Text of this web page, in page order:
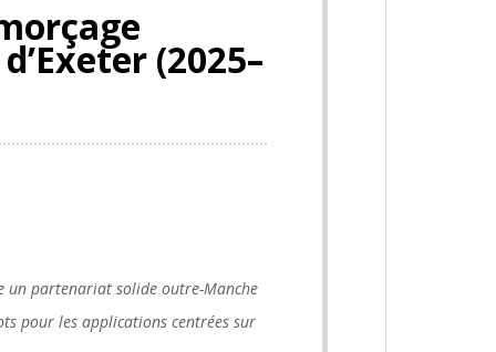
(2025–
partenariat solide outre-Manche
pour les applications centrées sur